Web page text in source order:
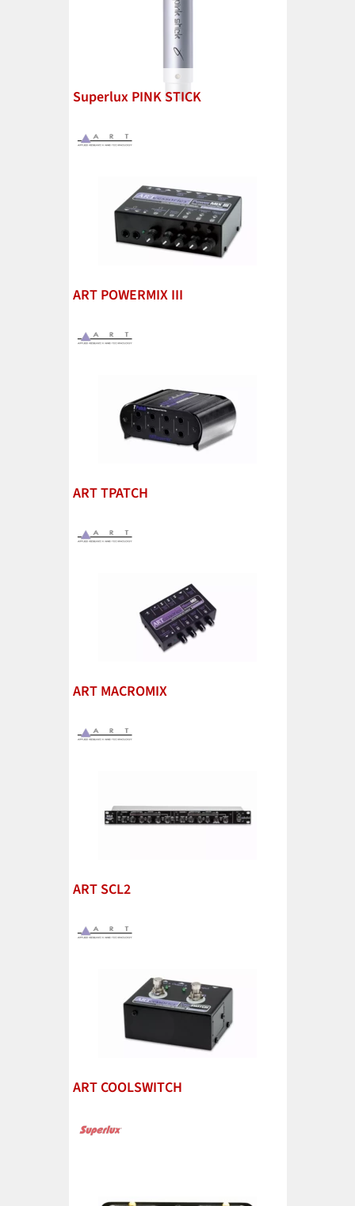
Superlux PINK STICK
ART POWERMIX III
ART TPATCH
ART MACROMIX
ART SCL2
ART COOLSWITCH